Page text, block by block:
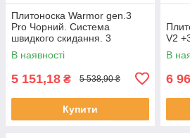
Плитоноска Warmor gen.3
Pro Чорний. Система
швидкого скидання. 3
підсумки.
В наявності
5 151,18 ₴ 5 538,90 ₴
Купити
V2
В
6